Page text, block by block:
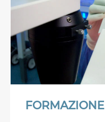
FORMAZIONE